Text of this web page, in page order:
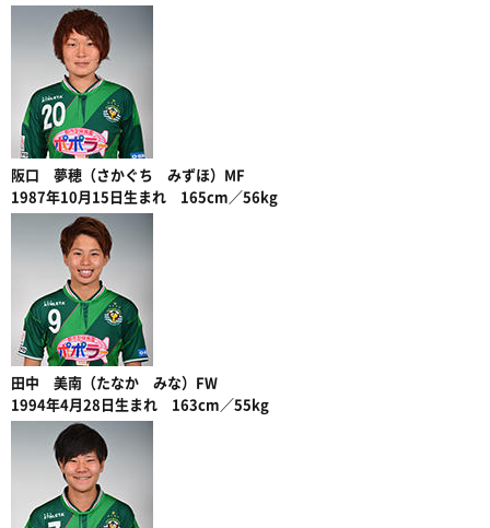
阪口 夢穂（さかぐち みずほ）MF
1987年10月15日生まれ 165cm／56kg
田中 美南（たなか みな）FW
1994年4月28日生まれ 163cm／55kg